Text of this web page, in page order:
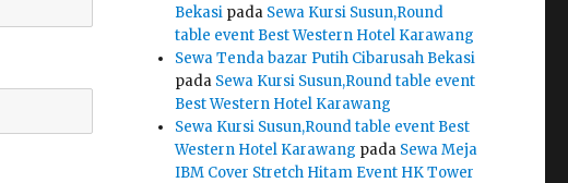
Bekasi pada Sewa Kursi Susun,Round
table event Best Western Hotel Karawang
Sewa Tenda bazar Putih Cibarusah Bekasi
pada Sewa Kursi Susun,Round table event
Best Western Hotel Karawang
Sewa Kursi Susun,Round table event Best
Western Hotel Karawang pada Sewa Meja
IBM Cover Stretch Hitam Event HK Tower